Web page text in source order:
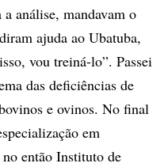
análise, mandavam o
ajuda ao Ubatuba,
vou treiná-lo”. Passei
das deficiências de
e ovinos. No final
em
então Instituto de